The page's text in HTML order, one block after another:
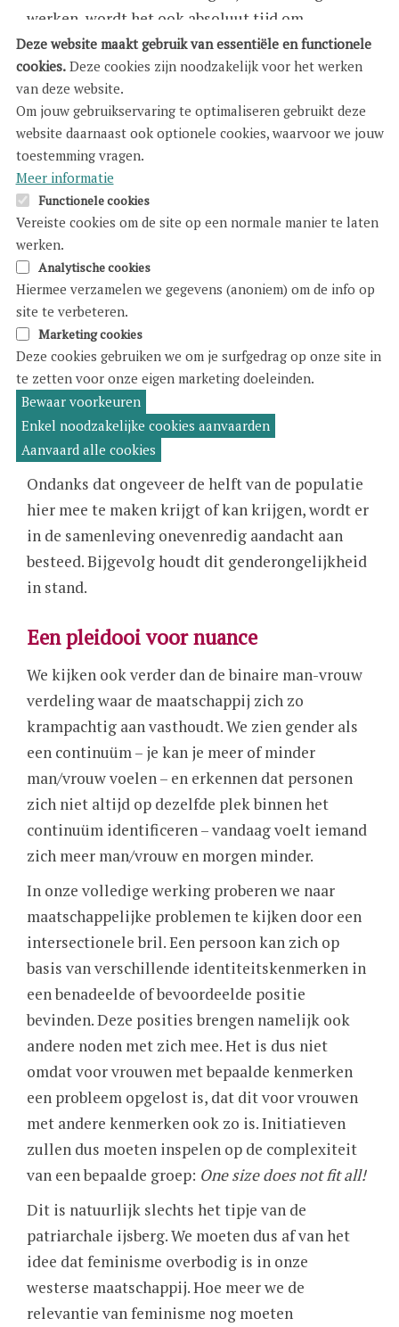
werken, wordt het ook absoluut tijd om
vrouwspecifieke problematieken, zoals
menstruatie, hormonale gezondheid en
seksualiteitsbeleving van vrouwen, uit de
taboesfeer te halen en op de politieke agenda te
zetten. Zelden hebben we het over een
wisselende seksdrive, over de levensfases met
vaginale droogte, over hormonale kwalen en
vaginale problemen – zoals endometriose waar 1
op de 10 vrouwen mee te maken krijgen
(MyEndo) - en de impact ervan op het seksleven
van vrouwen. Verder wordt verwacht dat vrouwen
presteren in een samenleving die draait rond de
dagelijkse mannelijke cyclus en niet de
maandelijkse, vrouwelijke (menstruatie)cyclus.
Daarenboven blijkt 12% van de meisjes in
menstruatie-armoede te leven waardoor ze soms
schooldagen moeten missen (Caritas, 2020).
Ondanks dat ongeveer de helft van de populatie
hier mee te maken krijgt of kan krijgen, wordt er
in de samenleving onevenredig aandacht aan
besteed. Bijgevolg houdt dit genderongelijkheid
in stand.
Een pleidooi voor nuance
We kijken ook verder dan de binaire man-vrouw
verdeling waar de maatschappij zich zo
krampachtig aan vasthoudt. We zien gender als
een continuüm – je kan je meer of minder
man/vrouw voelen – en erkennen dat personen
zich niet altijd op dezelfde plek binnen het
continuüm identificeren – vandaag voelt iemand
zich meer man/vrouw en morgen minder.
In onze volledige werking proberen we naar
maatschappelijke problemen te kijken door een
intersectionele bril. Een persoon kan zich op
basis van verschillende identiteitskenmerken in
een benadeelde of bevoordeelde positie
bevinden. Deze posities brengen namelijk ook
andere noden met zich mee. Het is dus niet
omdat voor vrouwen met bepaalde kenmerken
een probleem opgelost is, dat dit voor vrouwen
met andere kenmerken ook zo is. Initiatieven
zullen dus moeten inspelen op de complexiteit
van een bepaalde groep: One size does not fit all!
Dit is natuurlijk slechts het tipje van de
patriarchale ijsberg. We moeten dus af van het
idee dat feminisme overbodig is in onze
westerse maatschappij. Hoe meer we de
relevantie van feminisme nog moeten
Deze website maakt gebruik van essentiële en functionele
cookies.Deze cookies zijn noodzakelijk voor het werken
van deze website.
Om jouw gebruikservaring te optimaliseren gebruikt deze
website daarnaast ook optionele cookies, waarvoor we jouw
toestemming vragen.
Meer informatie
Functionele cookies
Vereiste cookies om de site op een normale manier te laten
werken.
Analytische cookies
Hiermee verzamelen we gegevens (anoniem) om de info op
site te verbeteren.
Marketing cookies
Deze cookies gebruiken we om je surfgedrag op onze site in
te zetten voor onze eigen marketing doeleinden.
Bewaar voorkeuren
Enkel noodzakelijke cookies aanvaarden
Aanvaard alle cookies